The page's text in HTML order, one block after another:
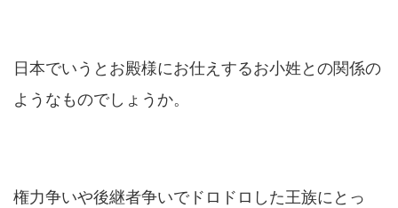
日本でいうとお殿様にお仕えするお小姓との関係の
ようなものでしょうか。
権力争いや後継者争いでドロドロした王族にとっ